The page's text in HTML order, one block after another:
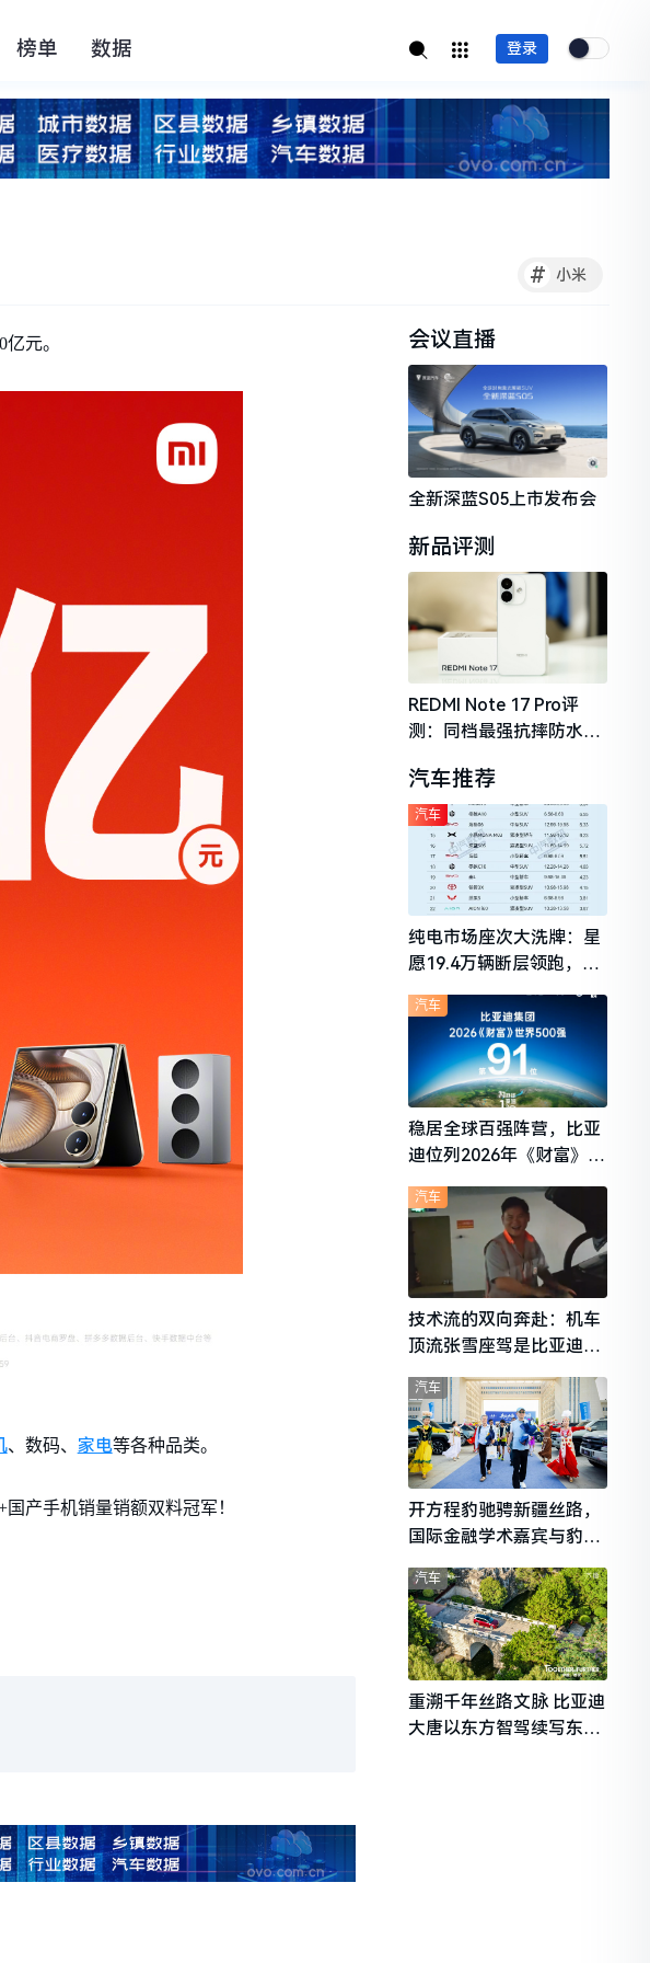
榜单 数据 登录
# 小米
元。
、数码、 家电等各种品类。
产手机销量销额双料冠军！
会议直播
全新深蓝S05上市发布会
新品评测
REDMI Note 17 Pro评
测：同档最强抗摔防水，
守门员
汽车推荐
纯电市场座次大洗牌：星
愿19.4万辆断层领跑，理
想i6成最强黑马
汽车
稳居全球百强阵营，比亚
迪位列2026年《财富》世
汽车
技术流的双向奔赴：机车
顶流张雪座驾是比亚迪秦
L
汽车
开方程豹驰骋新疆丝路，
国际金融学术嘉宾与豹友
共赴山海热爱
汽车
重溯千年丝路文脉 比亚迪
大唐以东方智驾续写东西
汽车